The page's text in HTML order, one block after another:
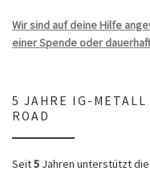
Wir sind auf deine Hilfe
einer Spende oder
5 JAHRE IG-METALL
ROAD
Seit5 Jahren unterstützt